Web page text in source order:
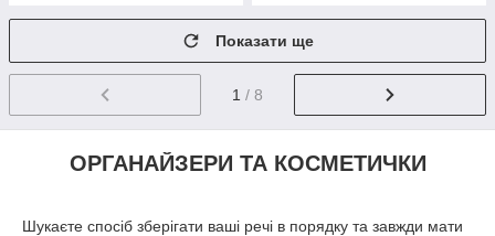
Показати ще
1 / 8
ОРГАНАЙЗЕРИ ТА КОСМЕТИЧКИ
Шукаєте спосіб зберігати ваші речі в порядку та завжди мати